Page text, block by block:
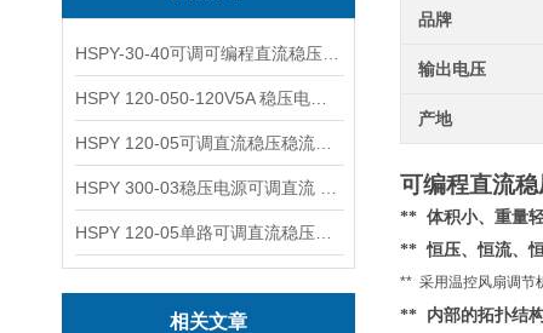
相关文章
品牌
输出电压
产地
可编程直流
** 体积小、重量
** 恒压、恒流、
** 采用温控风扇调节
** 内部的拓扑结